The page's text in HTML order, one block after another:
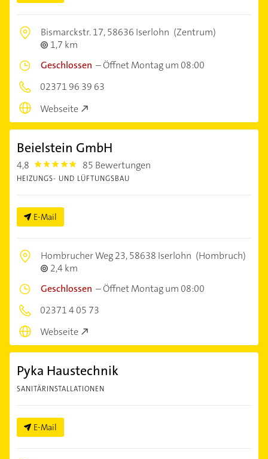
Bismarckstr. 17,58636 Iserlohn (Zentrum)
1,7 km
Geschlossen –Öffnet Montag um 08:00
02371 96 39 63
Webseite
Beielstein GmbH
4,8 4.8 85 Bewertungen
HEIZUNGS- UND LÜFTUNGSBAU
E-Mail
Hombrucher Weg 23,58638 Iserlohn (Hombruch)
2,4 km
Geschlossen –Öffnet Montag um 08:00
02371 4 05 73
Webseite
Pyka Haustechnik
SANITÄRINSTALLATIONEN
E-Mail